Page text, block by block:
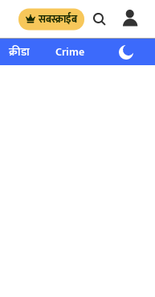
सबस्क्राईब
क्रीडा Crime साप्ताहिक